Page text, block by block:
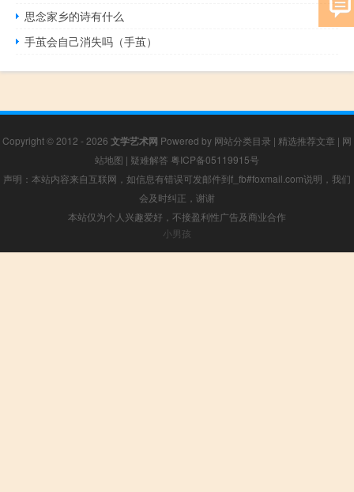
思念家乡的诗有什么
手茧会自己消失吗（手茧）
Copyright © 2012 - 2026 文学艺术网 Powered by 网站分类目录 | 精选推荐文章 | 网
站地图 | 疑难解答 粤ICP备05119915号
声明：本站内容来自互联网，如信息有错误可发邮件到f_fb#foxmail.com说明，我们
会及时纠正，谢谢
本站仅为个人兴趣爱好，不接盈利性广告及商业合作
小男孩